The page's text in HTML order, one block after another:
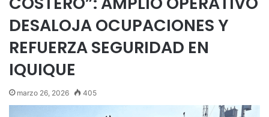
DESALOJA OCUPACIONES Y
REFUERZA SEGURIDAD EN
IQUIQUE
marzo 26, 2026 405